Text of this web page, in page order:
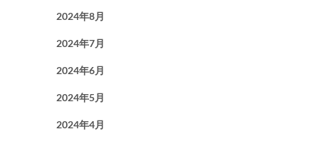
2024年8月
2024年7月
2024年6月
2024年5月
2024年4月